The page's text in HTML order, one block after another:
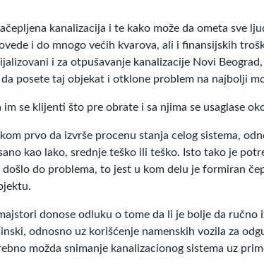
kanalizacija i te kako može da ometa sve
i do mnogo većih kvarova, ali i finansijskih
i za otpušavanje kanalizacije Novi
posete taj objekat i otklone problem na najbolji
se klijenti što pre obrate i sa njima se usaglase
prvo da izvrše procenu stanja celog sistema,
kao lako, srednje teško ili teško. Isto tako je
došlo do problema, to jest u kom delu je formiran
donose odluku o tome da li je bolje da ručno
odnosno uz korišćenje namenskih vozila za
možda snimanje kanalizacionog sistema uz